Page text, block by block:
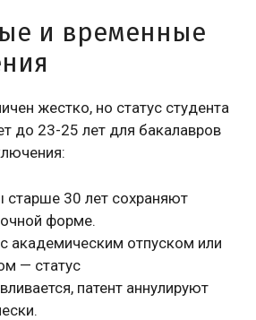
и временные
жестко, но статус студента
до 23-25 лет для бакалавров
старше 30 лет сохраняют
форме.
академическим отпуском или
— статус
патент аннулируют